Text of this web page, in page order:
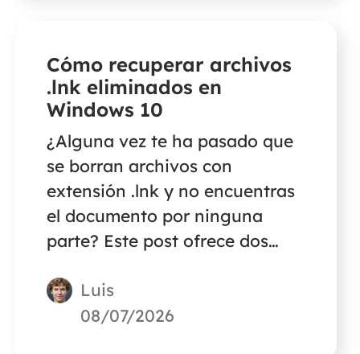
Cómo recuperar archivos
.lnk eliminados en
Windows 10
¿Alguna vez te ha pasado que
se borran archivos con
extensión .lnk y no encuentras
el documento por ninguna
parte? Este post ofrece dos
archivos .lnk borrados en
Windows. Lee el post para
Luis
08/07/2026